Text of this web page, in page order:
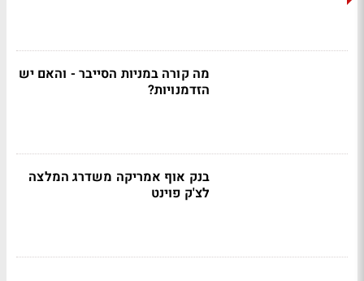
מה קורה במניות הסייבר - והאם יש
הזדמנויות?
בנק אוף אמריקה משדרג המלצה
לצ'ק פוינט